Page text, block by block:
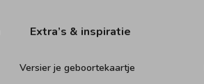
Extra’s & inspiratie
Versier je geboortekaartje